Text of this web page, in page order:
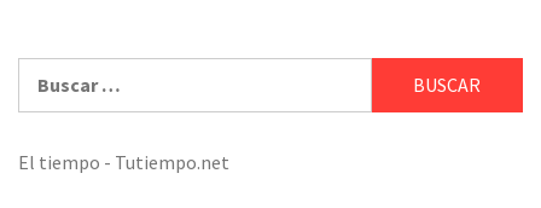
El tiempo - Tutiempo.net